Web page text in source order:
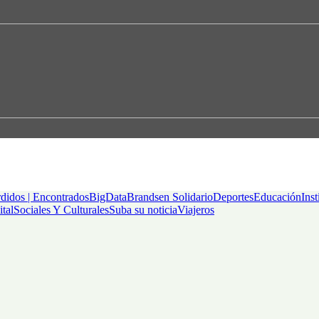
| EncontradosBigDataBrandsen SolidarioDeportesEducación
Sociales Y CulturalesSuba su noticiaViajeros